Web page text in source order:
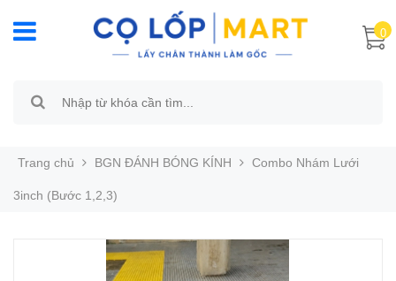
0
Trang chủ BGN ĐÁNH BÓNG KÍNH Combo Nhám Lưới
3inch (Bước 1,2,3)